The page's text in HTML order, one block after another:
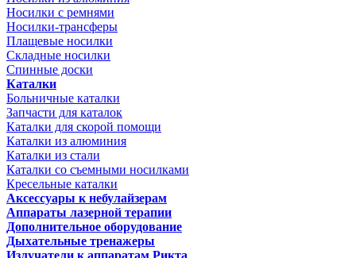
Носилки с ремнями
Носилки-трансферы
Плащевые носилки
Складные носилки
Спинные доски
Каталки
Больничные каталки
Запчасти для каталок
Каталки для скорой помощи
Каталки из алюминия
Каталки из стали
Каталки со съемными носилками
Кресельные каталки
Аксессуары к небулайзерам
Аппараты лазерной терапии
Дополнительное оборудование
Дыхательные тренажеры
Излучатели к аппаратам Рикта